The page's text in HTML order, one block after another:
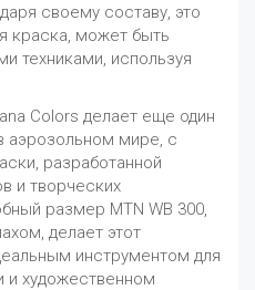
своему составу, это
краска, может быть
техниками, используя
Colors делает еще один
аэрозольном мире, с
разработанной
и творческих
размер MTN WB 300,
делает этот
инструментом для
и художественном